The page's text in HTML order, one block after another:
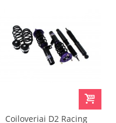
Coiloveriai D2 Racing